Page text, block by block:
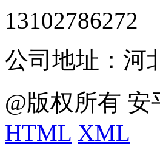
13102786272
公司地址：河
@版权所有
HTML XML